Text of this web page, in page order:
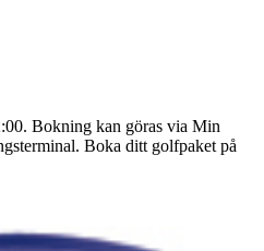
Bokning kan göras via Min
Boka ditt golfpaket på